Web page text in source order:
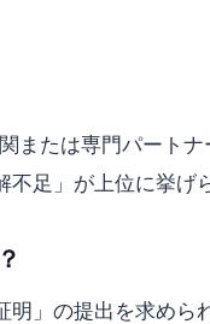
または専門パート
足」が上位に挙げ
明」の提出を求めら